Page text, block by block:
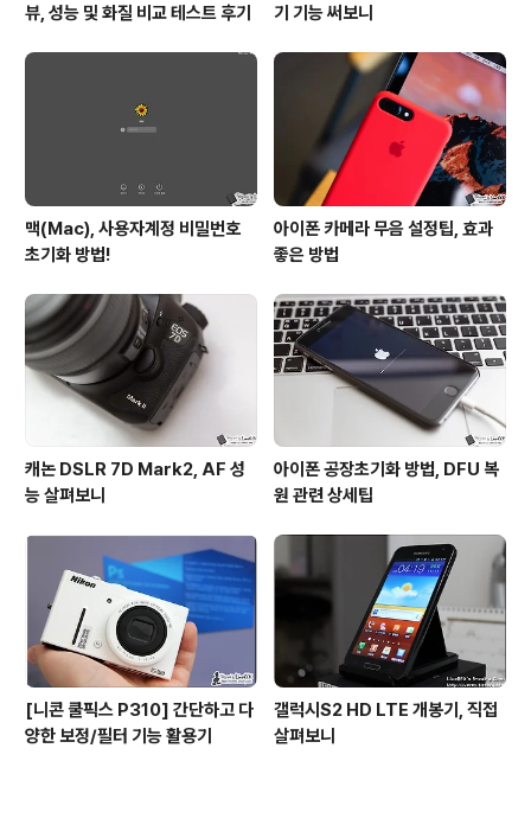
뷰, 성능 및 화질 비교 테스트 후기
기 기능 써보니
맥(Mac), 사용자계정 비밀번호
초기화 방법!
아이폰 카메라 무음 설정팁, 효과
좋은 방법
캐논 DSLR 7D Mark2, AF 성
능 살펴보니
아이폰 공장초기화 방법, DFU 복
원 관련 상세팁
[니콘 쿨픽스 P310] 간단하고 다
양한 보정/필터 기능 활용기
갤럭시S2 HD LTE 개봉기, 직접
살펴보니